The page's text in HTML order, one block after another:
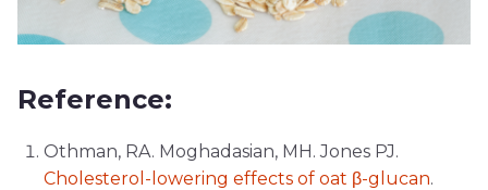
Reference:
Othman, RA. Moghadasian, MH. Jones PJ.
Cholesterol-lowering effects of oat β-glucan.